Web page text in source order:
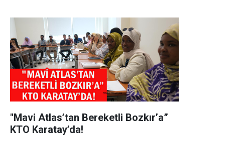
"Mavi Atlas’tan Bereketli Bozkır’a”
KTO Karatay’da!